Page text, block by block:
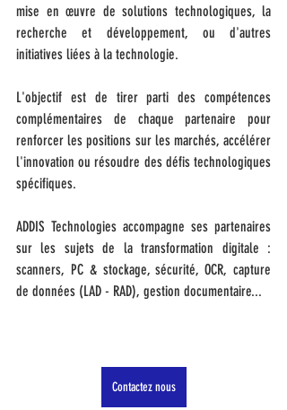
mise en œuvre de solutions technologiques, la
recherche et développement, ou d'autres
initiatives liées à la technologie.
L'objectif est de tirer parti des compétences
complémentaires de chaque partenaire pour
renforcer les positions sur les marchés, accélérer
l'innovation ou résoudre des défis technologiques
spécifiques.
ADDIS Technologies accompagne ses partenaires
sur les sujets de la transformation digitale :
scanners, PC & stockage, sécurité, OCR, capture
Contactez nous